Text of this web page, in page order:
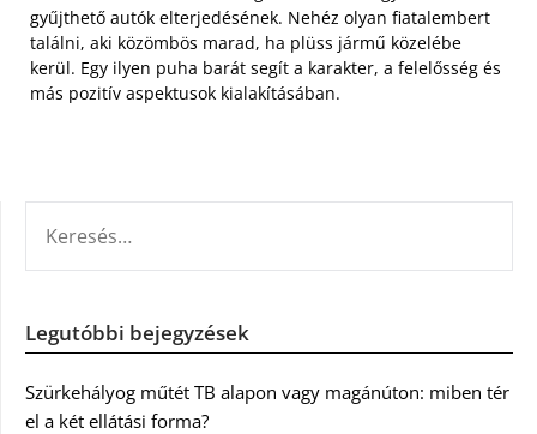
gyűjthető autók elterjedésének. Nehéz olyan fiatalembert
találni, aki közömbös marad, ha plüss jármű közelébe
kerül. Egy ilyen puha barát segít a karakter, a felelősség és
más pozitív aspektusok kialakításában.
Legutóbbi bejegyzések
Szürkehályog műtét TB alapon vagy magánúton: miben tér
el a két ellátási forma?